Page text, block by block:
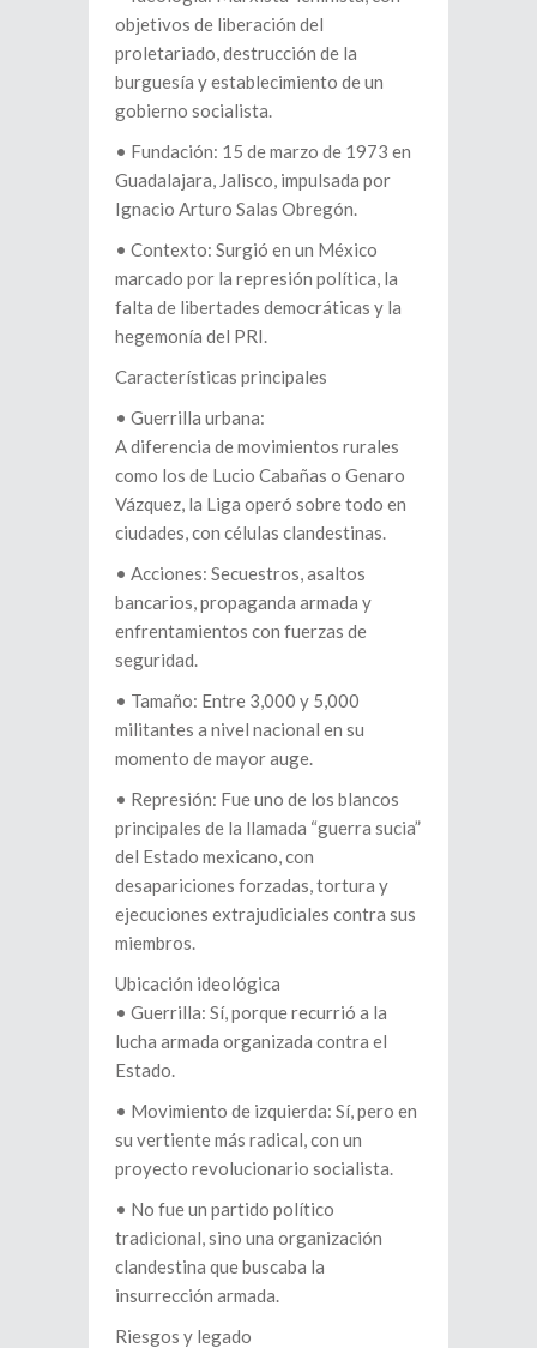
objetivos de liberación del
proletariado, destrucción de la
burguesía y establecimiento de un
gobierno socialista.
•⁠ ⁠Fundación: 15 de marzo de 1973 en
Guadalajara, Jalisco, impulsada por
Ignacio Arturo Salas Obregón.
•⁠ ⁠Contexto: Surgió en un México
marcado por la represión política, la
falta de libertades democráticas y la
hegemonía del PRI.
Características principales
•⁠ ⁠Guerrilla urbana:
A diferencia de movimientos rurales
como los de Lucio Cabañas o Genaro
Vázquez, la Liga operó sobre todo en
ciudades, con células clandestinas.
•⁠ ⁠Acciones: Secuestros, asaltos
bancarios, propaganda armada y
enfrentamientos con fuerzas de
seguridad.
•⁠ ⁠Tamaño: Entre 3,000 y 5,000
militantes a nivel nacional en su
momento de mayor auge.
•⁠ ⁠Represión: Fue uno de los blancos
principales de la llamada “guerra sucia”
del Estado mexicano, con
desapariciones forzadas, tortura y
ejecuciones extrajudiciales contra sus
miembros.
Ubicación ideológica
•⁠ ⁠Guerrilla: Sí, porque recurrió a la
lucha armada organizada contra el
Estado.
•⁠ ⁠Movimiento de izquierda: Sí, pero en
su vertiente más radical, con un
proyecto revolucionario socialista.
•⁠ ⁠No fue un partido político
tradicional, sino una organización
clandestina que buscaba la
insurrección armada.
Riesgos y legado